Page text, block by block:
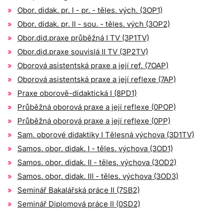
Obor. didak. pr. I - pr. - těles. vých. (3OP1)
Obor. didak. pr. II - sou. - těles. vých (3OP2)
Obor.did.praxe průběžná I TV (3P1TV)
Obor.did.praxe souvislá II TV (3P2TV)
Oborová asistentská praxe a její ref. (7OAP)
Oborová asistentská praxe a její reflexe (7AP)
Praxe oborově-didaktická I (8PD1)
Průběžná oborová praxe a její reflexe (0POP)
Průběžná oborová praxe a její reflexe (0PP)
Sam. oborové didaktiky I Tělesná výchova (3D1TV)
Samos. obor. didak. I - těles. výchova (3OD1)
Samos. obor. didak. II - těles. výchova (3OD2)
Samos. obor. didak. III - těles. výchova (3OD3)
Seminář Bakalářská práce II (7SB2)
Seminář Diplomová práce II (0SD2)